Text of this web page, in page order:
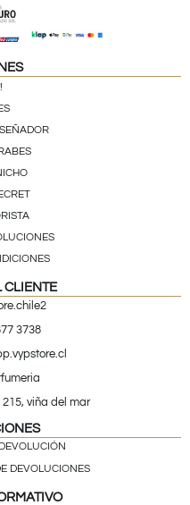
CLIENTE
3738
viña del mar
DEVOLUCIONES